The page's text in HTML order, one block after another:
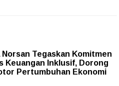
Tegaskan Komitmen
Keuangan Inklusif, Dorong
Pertumbuhan Ekonomi